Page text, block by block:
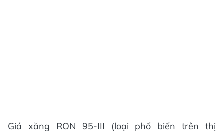
Giá xăng RON 95-III (loại phổ biến trên thị